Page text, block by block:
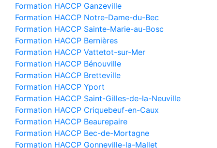
Formation HACCP Ganzeville
Formation HACCP Notre-Dame-du-Bec
Formation HACCP Sainte-Marie-au-Bosc
Formation HACCP Bernières
Formation HACCP Vattetot-sur-Mer
Formation HACCP Bénouville
Formation HACCP Bretteville
Formation HACCP Yport
Formation HACCP Saint-Gilles-de-la-Neuville
Formation HACCP Criquebeuf-en-Caux
Formation HACCP Beaurepaire
Formation HACCP Bec-de-Mortagne
Formation HACCP Gonneville-la-Mallet